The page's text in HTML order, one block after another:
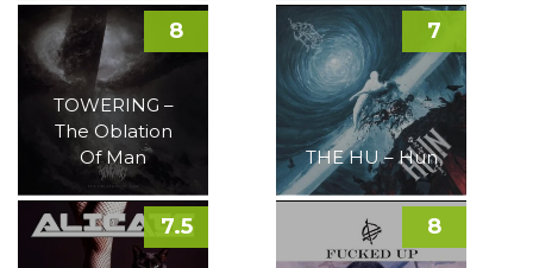
TOWERING –
The Oblation
Of Man
8
THE HU – Hun
7
7.5 8